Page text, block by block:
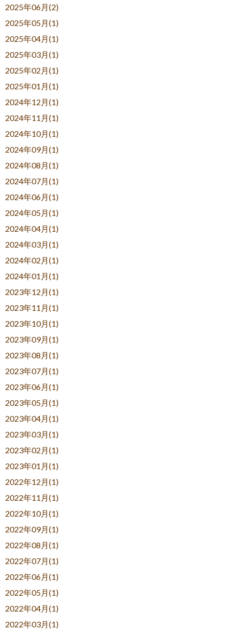
2025年06月(2)
2025年05月(1)
2025年04月(1)
2025年03月(1)
2025年02月(1)
2025年01月(1)
2024年12月(1)
2024年11月(1)
2024年10月(1)
2024年09月(1)
2024年08月(1)
2024年07月(1)
2024年06月(1)
2024年05月(1)
2024年04月(1)
2024年03月(1)
2024年02月(1)
2024年01月(1)
2023年12月(1)
2023年11月(1)
2023年10月(1)
2023年09月(1)
2023年08月(1)
2023年07月(1)
2023年06月(1)
2023年05月(1)
2023年04月(1)
2023年03月(1)
2023年02月(1)
2023年01月(1)
2022年12月(1)
2022年11月(1)
2022年10月(1)
2022年09月(1)
2022年08月(1)
2022年07月(1)
2022年06月(1)
2022年05月(1)
2022年04月(1)
2022年03月(1)